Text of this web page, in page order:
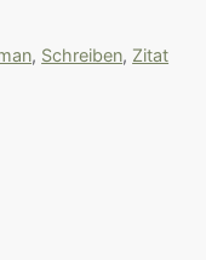
, Schreiben, Zitat